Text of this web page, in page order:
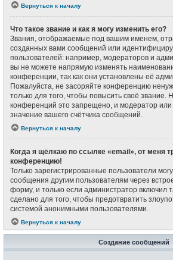
Вернуться к началу
Что такое звание и как я могу изменить его?
Звания, отображаемые под вашим именем,
созданных вами сообщений или
пользователей: например, модераторов и
вы не можете напрямую изменять
конференции, так как они установлены её
Пожалуйста, не засоряйте конференцию
только для того, чтобы повысить своё звание.
конференций это запрещено, и модератор
значение вашего счётчика сообщений.
Вернуться к началу
Когда я щёлкаю по ссылке «email», от меня
конференцию!
Только зарегистрированные пользователи
сообщения другим пользователям через
форму, и только если администратор включил
сделано для того, чтобы предотвратить
системой анонимными пользователями.
Вернуться к началу
Создание сообщений